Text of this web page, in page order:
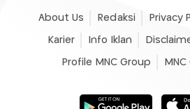
About Us Redaksi Privacy
Karier Info Iklan
Profile MNC Group